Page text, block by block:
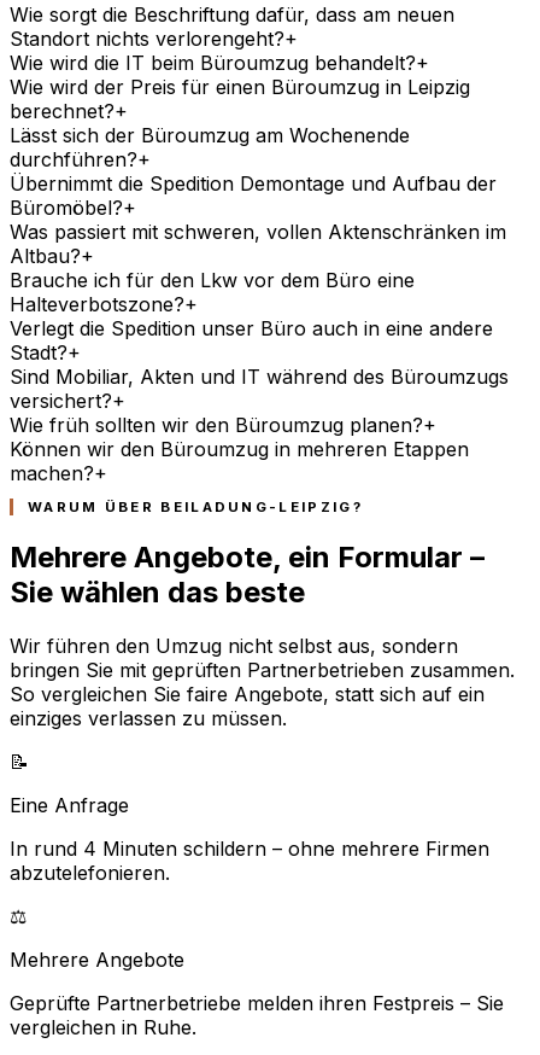
Wie sorgt die Beschriftung dafür, dass am neuen
Standort nichts verlorengeht?+
Wie wird die IT beim Büroumzug behandelt?+
Wie wird der Preis für einen Büroumzug in Leipzig
berechnet?+
Lässt sich der Büroumzug am Wochenende
durchführen?+
Übernimmt die Spedition Demontage und Aufbau der
Büromöbel?+
Was passiert mit schweren, vollen Aktenschränken im
Altbau?+
Brauche ich für den Lkw vor dem Büro eine
Halteverbotszone?+
Verlegt die Spedition unser Büro auch in eine andere
Stadt?+
Sind Mobiliar, Akten und IT während des Büroumzugs
versichert?+
Wie früh sollten wir den Büroumzug planen?+
Können wir den Büroumzug in mehreren Etappen
machen?+
WARUM ÜBER BEILADUNG-LEIPZIG?
Mehrere Angebote, ein Formular –
Sie wählen das beste
Wir führen den Umzug nicht selbst aus, sondern
bringen Sie mit geprüften Partnerbetrieben zusammen.
So vergleichen Sie faire Angebote, statt sich auf ein
einziges verlassen zu müssen.
📝
Eine Anfrage
In rund 4 Minuten schildern – ohne mehrere Firmen
abzutelefonieren.
⚖️
Mehrere Angebote
Geprüfte Partnerbetriebe melden ihren Festpreis – Sie
vergleichen in Ruhe.